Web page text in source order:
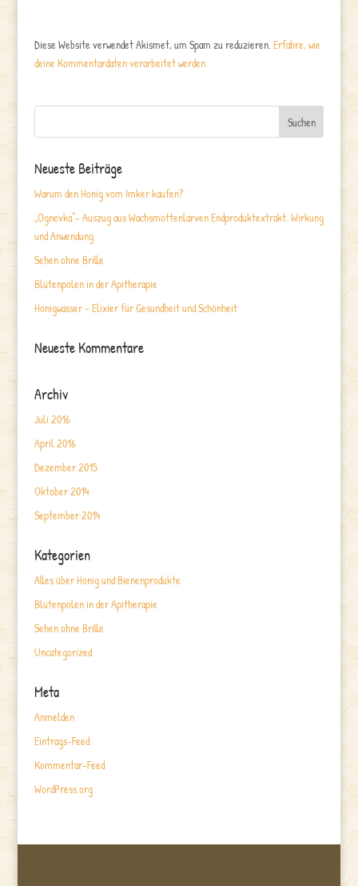
Diese Website verwendet Akismet, um Spam zu reduzieren. Erfahre, wie
deine Kommentardaten verarbeitet werden.
Neueste Beiträge
Warum den Honig vom Imker kaufen?
„Ognevka“- Auszug aus Wachsmottenlarven Endproduktextrakt. Wirkung
und Anwendung
Sehen ohne Brille
Blütenpolen in der Apitherapie
Honigwasser – Elixier für Gesundheit und Schönheit
Neueste Kommentare
Archiv
Juli 2016
April 2016
Dezember 2015
Oktober 2014
September 2014
Kategorien
Alles über Honig und Bienenprodukte
Blütenpolen in der Apitherapie
Sehen ohne Brille
Uncategorized
Meta
Anmelden
Eintrags-Feed
Kommentar-Feed
WordPress.org